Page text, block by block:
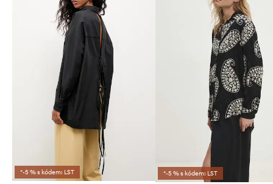
*-5 % s kódem: LST *-5 % s kódem: LST